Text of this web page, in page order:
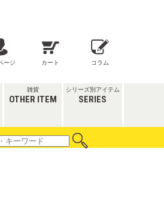
ージ カート コラム
雑貨
OTHER ITEM
シリーズ別アイテム
SERIES